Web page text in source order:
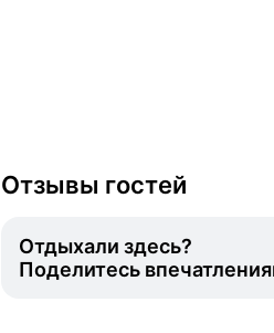
Отзывы гостей
Отдыхали здесь?
Поделитесь